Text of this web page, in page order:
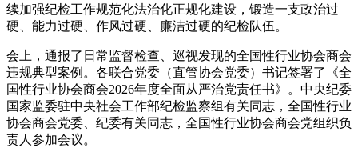
续加强纪检工作规范化法治化正规化建设，锻造一支政治过
硬、能力过硬、作风过硬、廉洁过硬的纪检队伍。
会上，通报了日常监督检查、巡视发现的全国性行业协会商会
违规典型案例。各联合党委（直管协会党委）书记签署了《全
国性行业协会商会2026年度全面从严治党责任书》。中央纪委
国家监委驻中央社会工作部纪检监察组有关同志，全国性行业
协会商会党委、纪委有关同志，全国性行业协会商会党组织负
责人参加会议。